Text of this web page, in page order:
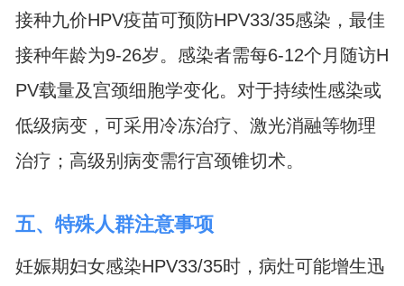
接种九价HPV疫苗可预防HPV33/35感染，最佳
接种年龄为9-26岁。感染者需每6-12个月随访H
PV载量及宫颈细胞学变化。对于持续性感染或
低级病变，可采用冷冻治疗、激光消融等物理
治疗；高级别病变需行宫颈锥切术。
五、特殊人群注意事项
妊娠期妇女感染HPV33/35时，病灶可能增生迅